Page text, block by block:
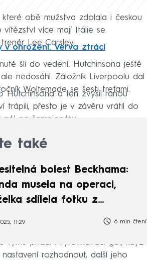
které obě mužstva zdolala i českou
vítězství více mají Itálie se
Lee Carsley.
v ohrožení. Verva ztrácí
šli do vedení. Hutchinsona ještě
nedosáhl. Záložník Liverpoolu dal
Woltemade se šesti trefami.
Hutchinsona a ten zvýšil ranou
trápili, přesto je v závěru vrátil do
na šampionátu.
také
bolest Beckhama:
musela na operaci,
sdílela fotku z
11:29 6 min čtení
týmu přidal i vyrovnávací gól, když
rozhodnout, další jeho